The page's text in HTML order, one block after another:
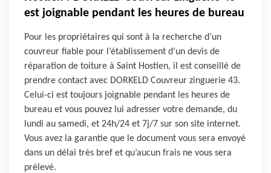
est joignable pendant les heures de bureau
Pour les propriétaires qui sont à la recherche d’un
couvreur fiable pour l’établissement d’un devis de
réparation de toiture à Saint Hostien, il est conseillé de
prendre contact avec DORKELD Couvreur zinguerie 43.
Celui-ci est toujours joignable pendant les heures de
bureau et vous pouvez lui adresser votre demande, du
lundi au samedi, et 24h/24 et 7j/7 sur son site internet.
Vous avez la garantie que le document vous sera envoyé
dans un délai très bref et qu’aucun frais ne vous sera
prélevé.